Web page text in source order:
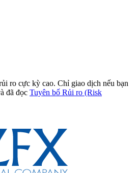
ro cực kỳ cao. Chỉ giao dịch nếu bạn
đã đọc Tuyên bố Rủi ro (Risk